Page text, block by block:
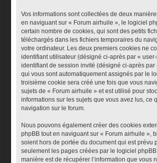
Vos informations sont collectées de deux
en naviguant sur « Forum airhuile », le logiciel
certain nombre de cookies, qui sont des petits
téléchargés dans les fichiers temporaires du
votre ordinateur. Les deux premiers cookies ne
identifiant utilisateur (désigné ci-après par «
identifiant de session invité (désigné ci-après par
qui vous sont automatiquement assignés par le
troisième cookie sera créé une fois que vous
sujets de « Forum airhuile » et est utilisé pour
informations sur les sujets que vous avez lus, ce
navigation sur le forum.
Nous pouvons également créer des cookies
phpBB tout en naviguant sur « Forum airhuile »,
soient hors de portée du document qui est prévu
seulement les pages créées par le logiciel
manière est de récupérer l’information que vous